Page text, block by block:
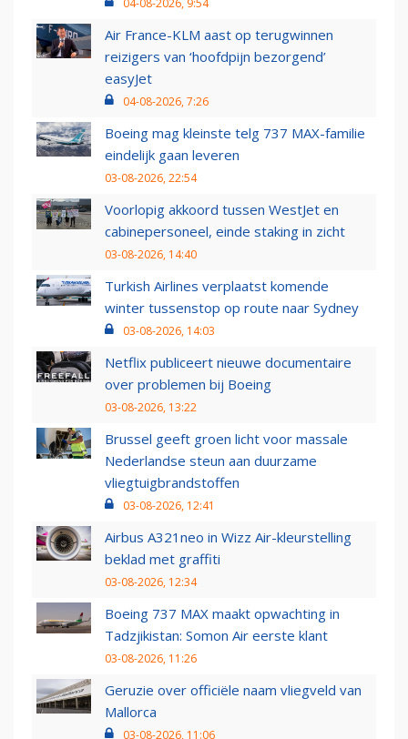
04-08-2026, 9:54
Air France-KLM aast op terugwinnen
reizigers van ‘hoofdpijn bezorgend’
easyJet
04-08-2026, 7:26
Boeing mag kleinste telg 737 MAX-familie
eindelijk gaan leveren
03-08-2026, 22:54
Voorlopig akkoord tussen WestJet en
cabinepersoneel, einde staking in zicht
03-08-2026, 14:40
Turkish Airlines verplaatst komende
winter tussenstop op route naar Sydney
03-08-2026, 14:03
Netflix publiceert nieuwe documentaire
over problemen bij Boeing
03-08-2026, 13:22
Brussel geeft groen licht voor massale
Nederlandse steun aan duurzame
vliegtuigbrandstoffen
03-08-2026, 12:41
Airbus A321neo in Wizz Air-kleurstelling
beklad met graffiti
03-08-2026, 12:34
Boeing 737 MAX maakt opwachting in
Tadzjikistan: Somon Air eerste klant
03-08-2026, 11:26
Geruzie over officiële naam vliegveld van
Mallorca
03-08-2026, 11:06